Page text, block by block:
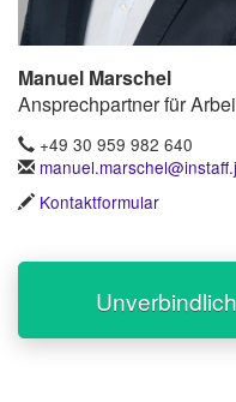
Manuel Marschel
Ansprechpartner für
+49 30 959 982 640
Kontaktformular